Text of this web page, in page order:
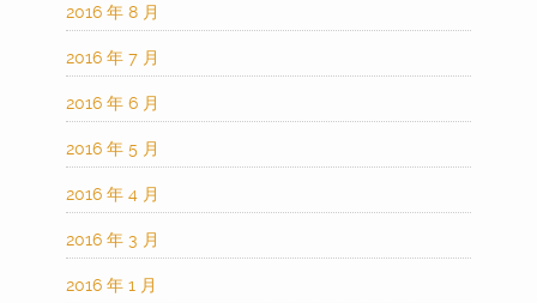
2016 年 8 月
2016 年 7 月
2016 年 6 月
2016 年 5 月
2016 年 4 月
2016 年 3 月
2016 年 1 月